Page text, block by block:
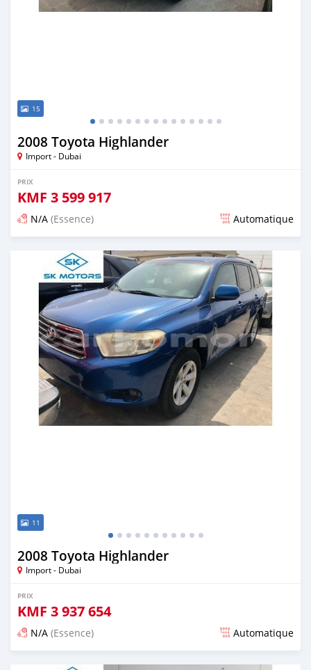
15
2008 Toyota Highlander
Import - Dubai
PRIX
KMF 3 599 917
N/A (Essence) Automatique
Publié il y a presque 6 ans
11
2008 Toyota Highlander
Import - Dubai
PRIX
KMF 3 937 654
N/A (Essence) Automatique
Publié il y a presque 6 ans